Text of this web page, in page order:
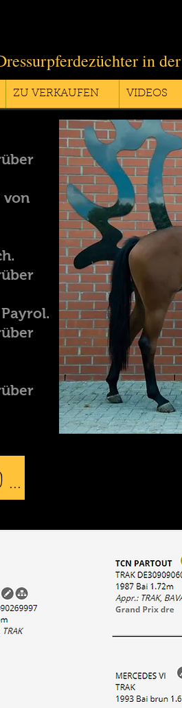
in
ZU VERKAUFEN VIDEOS
von